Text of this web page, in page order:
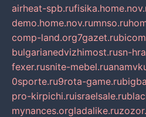
airheat-spb.ru
demo.home.nov.rumnso.ru
comp-land.org7gazet.ru
bulgarianedvizhimost.rusn-
fexer.rusnite-mebel.ru
0sporte.ru9rota-game.ru
pro-kirpichi.ruisraelsale.ru
mynances.orgladalike.ru